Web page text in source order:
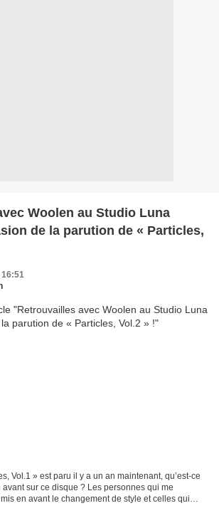
Woolen au Studio Luna
de la parution de « Particles,
Vol.1 » est paru il y a un an maintenant, qu’est-ce
sur ce disque ? Les personnes qui me
en avant le changement de style et celles qui